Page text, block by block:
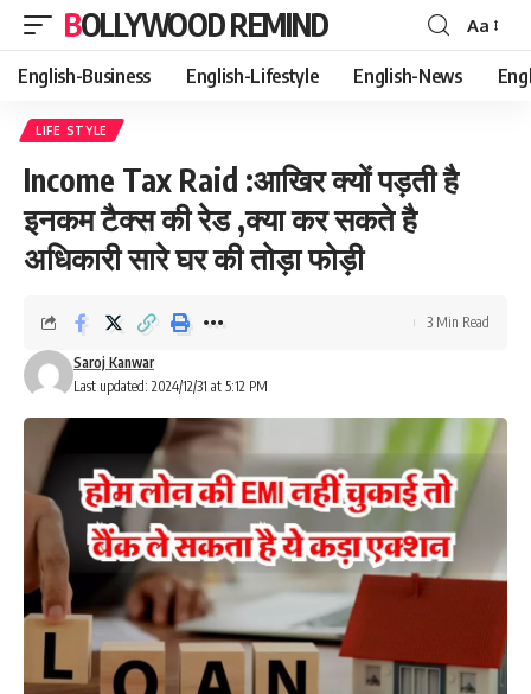
BOLLYWOOD REMIND
Font
Resizer
Aa
English-Business English-Lifestyle English-News
LIFE STYLE
Income Tax Raid :आखिर क्यों पड़ती है
इनकम टैक्स की रेड ,क्या कर सकते है
अधिकारी सारे घर की तोड़ा फोड़ी
Last updated: 2024/12/31 at 5:12 PM
Saroj Kanwar
3 Min Read